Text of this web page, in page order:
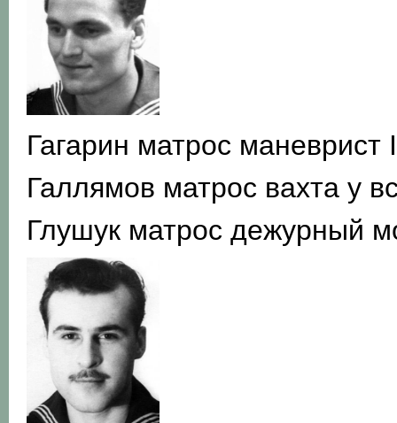
Гагарин матрос маневрист
Галлямов матрос вахта у
Глушук матрос дежурный